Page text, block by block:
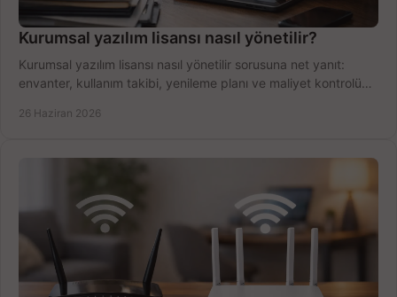
Kurumsal yazılım lisansı nasıl yönetilir?
Kurumsal yazılım lisansı nasıl yönetilir sorusuna net yanıt:
envanter, kullanım takibi, yenileme planı ve maliyet kontrolü
26 Haziran 2026